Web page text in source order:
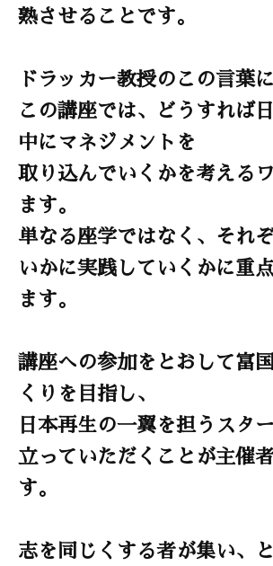
熟させることです。
ドラッカー教授のこの言葉
この講座では、どうすれば
中にマネジメントを
取り込んでいくかを考える
ます。
単なる座学ではなく、それ
いかに実践していくかに重
ます。
講座への参加をとおして富
くりを目指し、
日本再生の一翼を担うスタ
立っていただくことが主催
す。
志を同じくする者が集い、